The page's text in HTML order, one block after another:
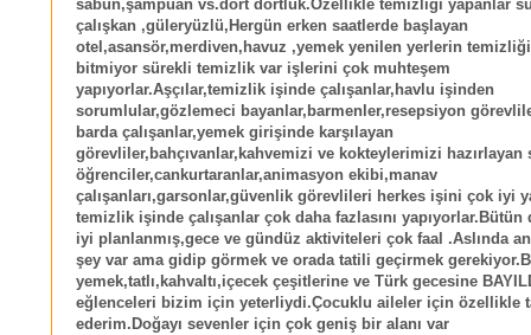
sabun,şampuan vs.dört dörtlük.Özellikle temizliği yapanlar
çalışkan ,güleryüzlü,Hergün erken saatlerde başlayan
otel,asansör,merdiven,havuz ,yemek yenilen yerlerin
bitmiyor sürekli temizlik var işlerini çok muhteşem
yapıyorlar.Aşçılar,temizlik işinde çalışanlar,havlu işinden
sorumlular,gözlemeci bayanlar,barmenler,resepsiyon
barda çalışanlar,yemek girişinde karşılayan
görevliler,bahçıvanlar,kahvemizi ve kokteylerimizi hazırlayan
öğrenciler,cankurtaranlar,animasyon ekibi,manav
çalışanları,garsonlar,güvenlik görevlileri herkes işini çok iyi
temizlik işinde çalışanlar çok daha fazlasını yapıyorlar.Bütün
iyi planlanmış,gece ve gündüz aktiviteleri çok faal .Aslında
şey var ama gidip görmek ve orada tatili geçirmek
yemek,tatlı,kahvaltı,içecek çeşitlerine ve Türk gecesine
eğlenceleri bizim için yeterliydi.Çocuklu aileler için özellikle
ederim.Doğayı sevenler için çok geniş bir alanı var